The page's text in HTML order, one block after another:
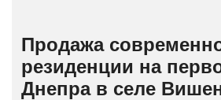
Продажа
резиденции на
Днепра в селе